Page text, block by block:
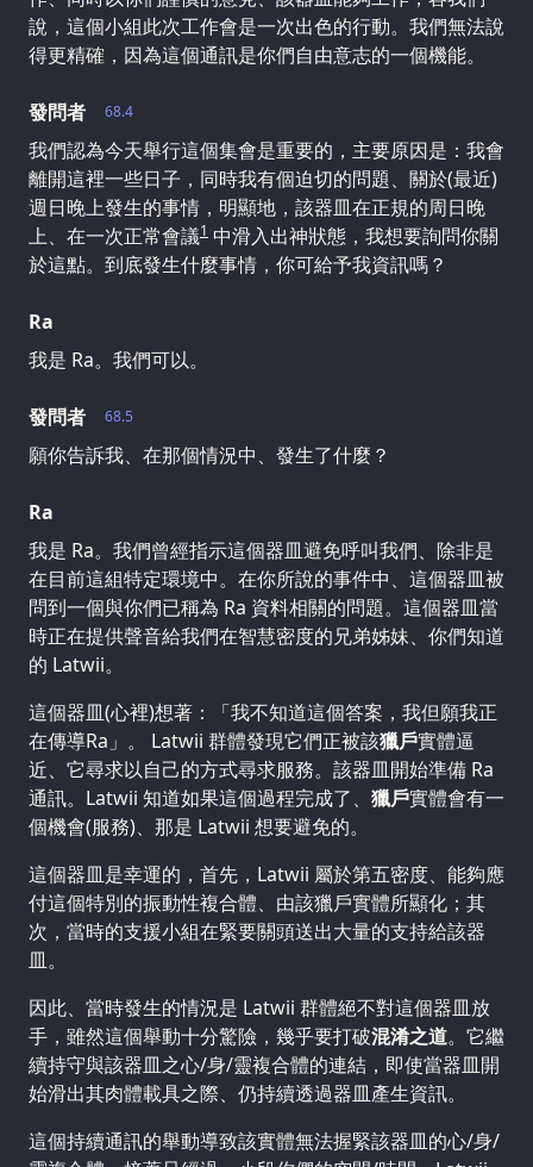
說，這個小組此次工作會是一次出色的行動。我們無法說
得更精確，因為這個通訊是你們自由意志的一個機能。
68.4
發問者
我們認為今天舉行這個集會是重要的，主要原因是：我會
離開這裡一些日子，同時我有個迫切的問題、關於(最近)
週日晚上發生的事情，明顯地，該器皿在正規的周日晚
上、在一次正常會議1 中滑入出神狀態，我想要詢問你關
於這點。到底發生什麼事情，你可給予我資訊嗎？
Ra
我是 Ra。我們可以。
68.5
發問者
願你告訴我、在那個情況中、發生了什麼？
Ra
我是 Ra。我們曾經指示這個器皿避免呼叫我們、除非是
在目前這組特定環境中。在你所說的事件中、這個器皿被
問到一個與你們已稱為 Ra 資料相關的問題。這個器皿當
時正在提供聲音給我們在智慧密度的兄弟姊妹、你們知道
的 Latwii。
這個器皿(心裡)想著：「我不知道這個答案，我但願我正
在傳導Ra」。 Latwii 群體發現它們正被該獵戶實體逼
近、它尋求以自己的方式尋求服務。該器皿開始準備 Ra
通訊。Latwii 知道如果這個過程完成了、 獵戶實體會有一
個機會(服務)、那是 Latwii 想要避免的。
這個器皿是幸運的，首先，Latwii 屬於第五密度、能夠應
付這個特別的振動性複合體、由該獵戶實體所顯化；其
次，當時的支援小組在緊要關頭送出大量的支持給該器
皿。
因此、當時發生的情況是 Latwii 群體絕不對這個器皿放
手，雖然這個舉動十分驚險，幾乎要打破混淆之道。它繼
續持守與該器皿之心/身/靈複合體的連結，即使當器皿開
始滑出其肉體載具之際、仍持續透過器皿產生資訊。
這個持續通訊的舉動導致該實體無法握緊該器皿的心/身/